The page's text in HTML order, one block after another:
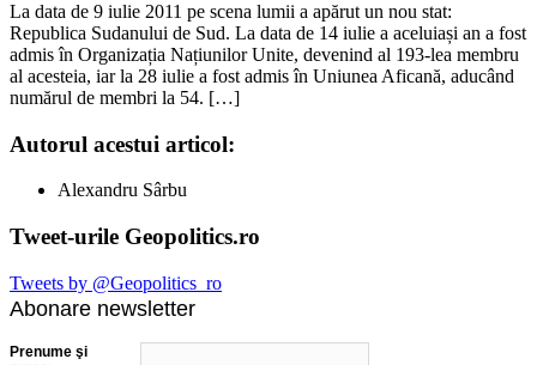
La data de 9 iulie 2011 pe scena lumii a apărut un nou stat:
Republica Sudanului de Sud. La data de 14 iulie a aceluiași an a fost
admis în Organizația Națiunilor Unite, devenind al 193-lea membru
al acesteia, iar la 28 iulie a fost admis în Uniunea Aficană, aducând
numărul de membri la 54. […]
Autorul acestui articol:
Alexandru Sârbu
Tweet-urile Geopolitics.ro
Tweets by @Geopolitics_ro
Abonare newsletter
Prenume şi